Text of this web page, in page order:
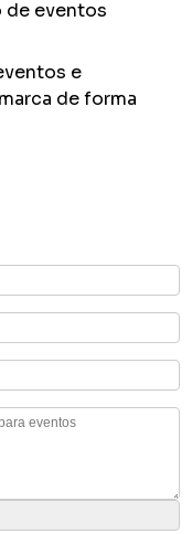
de eventos
e
de forma